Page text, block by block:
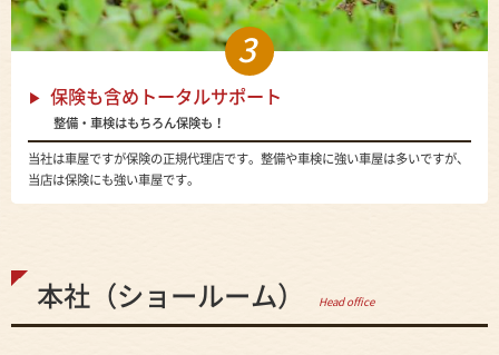
3
保険も含めトータルサポート
整備・車検はもちろん保険も！
当社は車屋ですが保険の正規代理店です。整備や車検に強い車屋は多いですが、
当店は保険にも強い車屋です。
本社（ショールーム） Head office